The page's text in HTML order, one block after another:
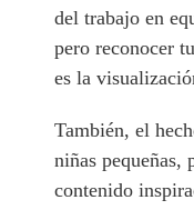
del trabajo en
pero reconocer
es la
También, el
niñas pequeñas,
contenido